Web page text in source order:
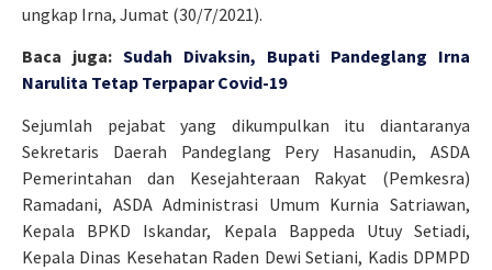
ungkap Irna, Jumat (30/7/2021).
Baca juga: Sudah Divaksin, Bupati Pandeglang Irna
Narulita Tetap Terpapar Covid-19
Sejumlah pejabat yang dikumpulkan itu diantaranya
Sekretaris Daerah Pandeglang Pery Hasanudin, ASDA
Pemerintahan dan Kesejahteraan Rakyat (Pemkesra)
Ramadani, ASDA Administrasi Umum Kurnia Satriawan,
Kepala BPKD Iskandar, Kepala Bappeda Utuy Setiadi,
Kepala Dinas Kesehatan Raden Dewi Setiani, Kadis DPMPD